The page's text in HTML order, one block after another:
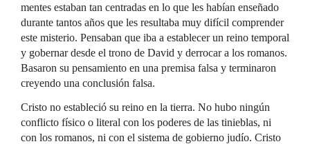
mentes estaban tan centradas en lo que les habían enseñado
durante tantos años que les resultaba muy difícil comprender
este misterio. Pensaban que iba a establecer un reino temporal
y gobernar desde el trono de David y derrocar a los romanos.
Basaron su pensamiento en una premisa falsa y terminaron
creyendo una conclusión falsa.
Cristo no estableció su reino en la tierra. No hubo ningún
conflicto físico o literal con los poderes de las tinieblas, ni
con los romanos, ni con el sistema de gobierno judío. Cristo